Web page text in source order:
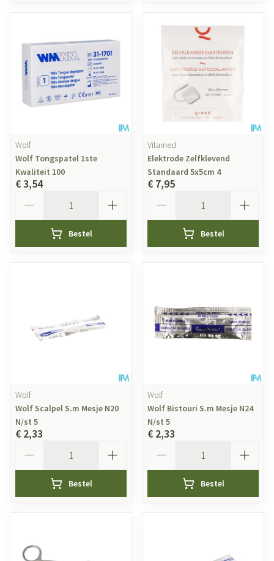
Wolf
Wolf Tongspatel 1ste
Kwaliteit 100
€ 3,54
Bestel
Vitamed
Elektrode Zelfklevend
Standaard 5x5cm 4
€ 7,95
Bestel
Wolf
Wolf Scalpel S.m Mesje N20
N/st 5
€ 2,33
Bestel
Wolf
Wolf Bistouri S.m Mesje N24
N/st 5
€ 2,33
Bestel